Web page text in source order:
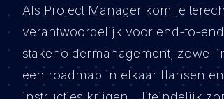
Als Project Manager kom je
verantwoordelijk voor end-to-
stakeholdermanagement, zowel
een roadmap in elkaar flansen